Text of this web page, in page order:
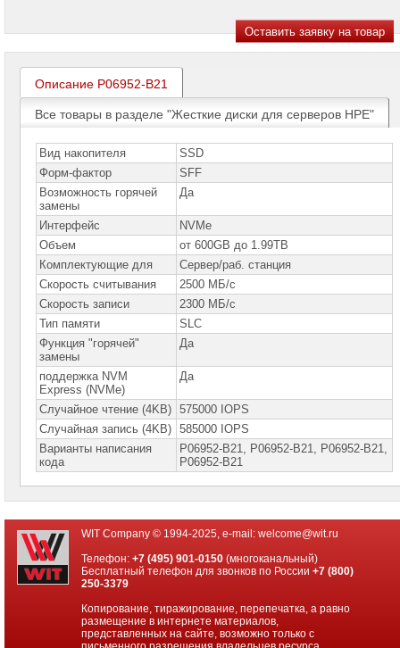
Name
Принтеры
плоттеры
МФУ
Серверы
Name
Серверы
Huawei
Серверы
DELL
Серверы
Lenovo
Серверы
Hewlett
Packard
Enterprise
Башенные
серверы
HPE
Стоечные
серверы
HPE
Комплектующие
серверов
HPE
Процессоры
для
серверов
Модули
памяти
Описание P06952-B21
Все товары в разделе "Жесткие диски для серверов HPE"
Вид накопителя
SSD
Форм-фактор
SFF
Возможность горячей
замены
Да
Интерфейс
NVMe
Объем
от 600GB до 1.99TB
Комплектующие для
Сервер/раб. станция
Скорость считывания
2500 МБ/с
Скорость записи
2300 МБ/с
Тип памяти
SLC
Функция "горячей"
замены
Да
поддержка NVM
Express (NVMe)
Да
Случайное чтение (4KB)
575000 IOPS
Случайная запись (4KB)
585000 IOPS
Варианты написания
кода
P06952-B21, P06952-B21, P06952-В21,
Р06952-В21
WIT Company © 1994-2025, e-mail: welcome@wit.ru
Телефон:+7 (495) 901-0150 (многоканальный)
Бесплатный телефон для звонков по России+7 (800)
250-3379
Копирование, тиражирование, перепечатка, а равно
размещение в интернете материалов,
представленных на сайте, возможно только с